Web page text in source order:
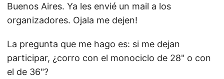
Buenos Aires. Ya les envié un mail a los
organizadores. Ojala me dejen!
La pregunta que me hago es: si me dejan
participar, ¿corro con el monociclo de 28" o con
el de 36"?